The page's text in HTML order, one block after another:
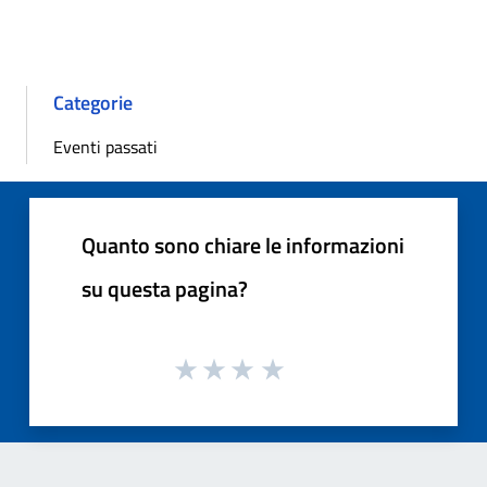
Categorie
Eventi passati
Quanto sono chiare le informazioni
su questa pagina?